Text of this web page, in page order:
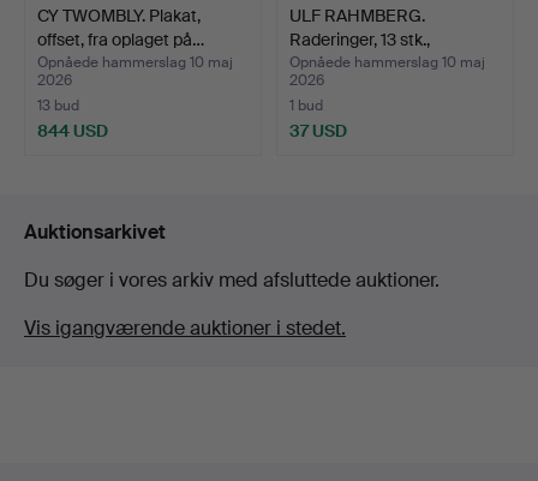
CY TWOMBLY. Plakat,
offset, fra oplaget på…
Opnåede hammerslag 10 maj
2026
13 bud
844 USD
ULF RAHMBERG.
Raderinger, 13 stk.,
signere…
Opnåede hammerslag 10 maj
2026
1 bud
37 USD
Auktionsarkivet
Du søger i vores arkiv med afsluttede auktioner.
Vis igangværende auktioner i stedet.